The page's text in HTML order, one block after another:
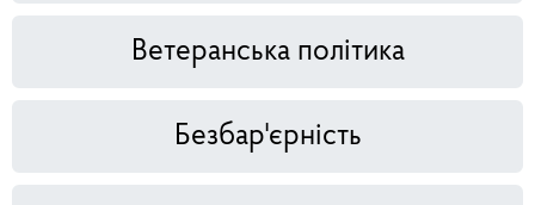
Ветеранська політика
Безбар'єрність